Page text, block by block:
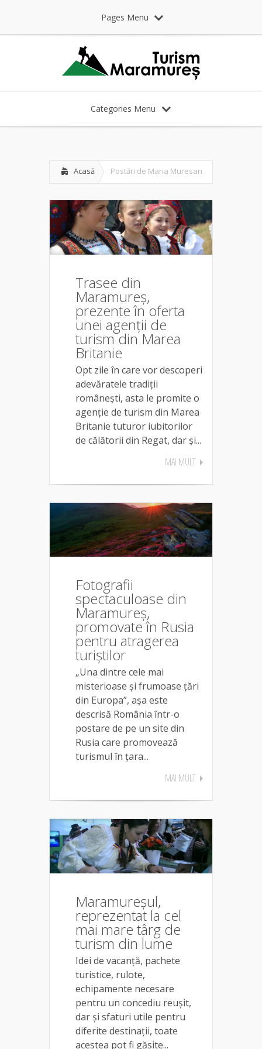
Pages Menu
Categories Menu
Acasă Postări de Maria Muresan
Trasee din
Maramureș,
prezente în oferta
unei agenții de
turism din Marea
Britanie
Opt zile în care vor descoperi
adevăratele tradiții
românești, asta le promite o
agenție de turism din Marea
Britanie tuturor iubitorilor
de călătorii din Regat, dar și...
MAI MULT
Fotografii
spectaculoase din
Maramureș,
promovate în Rusia
pentru atragerea
turiștilor
„Una dintre cele mai
misterioase și frumoase țări
din Europa”, așa este
descrisă România într-o
postare de pe un site din
Rusia care promovează
turismul în țara...
MAI MULT
Maramureșul,
reprezentat la cel
mai mare târg de
turism din lume
Idei de vacanță, pachete
turistice, rulote,
echipamente necesare
pentru un concediu reușit,
dar și sfaturi utile pentru
diferite destinații, toate
acestea pot fi găsite...